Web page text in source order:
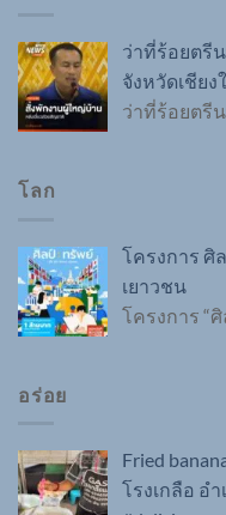
ว่าที่ร้อยตรี
จังหวัดเชียง
ว่าที่ร้อยตรี
โลก
โครงการ ศิ
เยาวชน
โครงการ “
อร่อย
Fried
โรงเกลือ อ